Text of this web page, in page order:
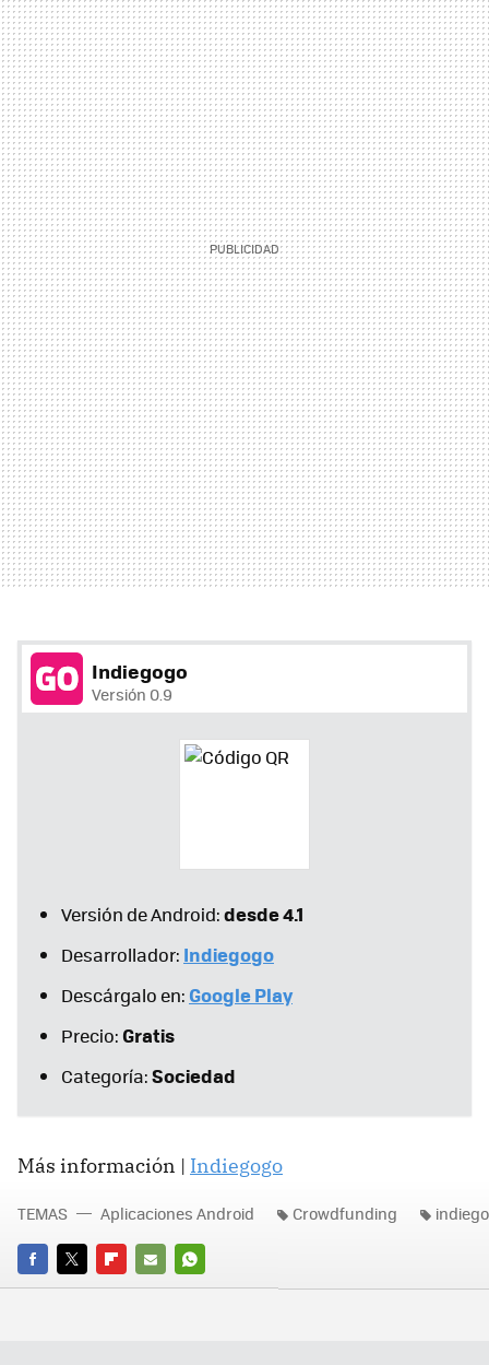
Indiegogo
Versión 0.9
Versión de Android:desde 4.1
Desarrollador: Indiegogo
Descárgalo en: Google Play
Precio:Gratis
Categoría:Sociedad
Más información | Indiegogo
FACEBOOK
TWITTERFLIPBOARD
E-
WHATSAPP
TEMAS Aplicaciones Android Crowdfunding